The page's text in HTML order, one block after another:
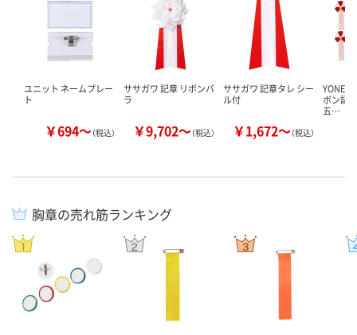
ユニット ネームプレー
ト
￥694～（税込）
ササガワ 記章 リボンバ
ラ
￥9,702～（税込）
ササガワ 記章タレ シー
ル付
￥1,672～（税込）
ボン記
五…
胸章の売れ筋ランキング